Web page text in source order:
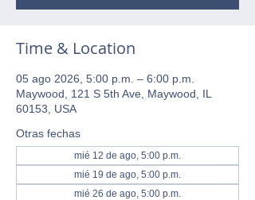
Time & Location
05 ago 2026, 5:00 p.m. – 6:00 p.m.
Maywood, 121 S 5th Ave, Maywood, IL
60153, USA
Otras fechas
mié 12 de ago, 5:00 p.m.
mié 19 de ago, 5:00 p.m.
mié 26 de ago, 5:00 p.m.